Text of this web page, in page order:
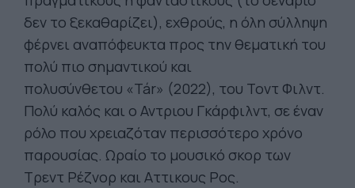
δεν το ξεκαθαρίζει), εχθρούς, η όλη σύλληψη
φέρνει αναπόφευκτα προς την θεματική του
πολύ πιο σημαντικού και
πολυσύνθετου «Tár» (2022), του Τοντ Φιλντ.
Πολύ καλός και ο Αντριου Γκάρφιλντ, σε έναν
ρόλο που χρειαζόταν περισσότερο χρόνο
παρουσίας. Ωραίο το μουσικό σκορ των
Τρεντ Ρέζνορ και Αττικους Ρος.